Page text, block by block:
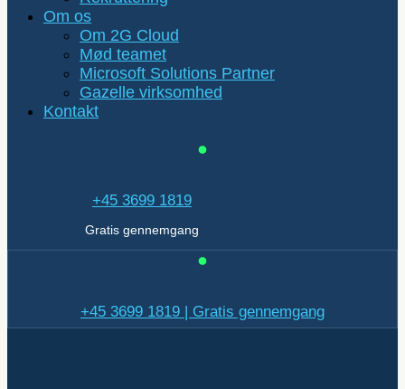
Om os
Om 2G Cloud
Mød teamet
Microsoft Solutions Partner
Gazelle virksomhed
Kontakt
+45 3699 1819
Gratis gennemgang
+45 3699 1819 | Gratis gennemgang